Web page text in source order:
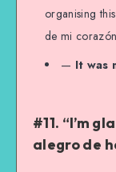
organising
de mi
— It was
#11. “I’m
alegro de